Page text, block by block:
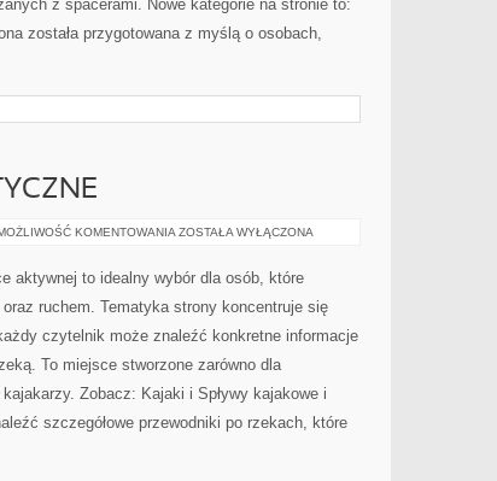
z spacerami. Nowe kategorie na stronie to:
została przygotowana z myślą o osobach,
KOMENTOWANIA ŻEGLARSTWO
ZOSTAŁA WYŁĄCZONA
aktywnej to idealny wybór dla osób, które
ruchem. Tematyka strony koncentruje się
czytelnik może znaleźć konkretne informacje
To miejsce stworzone zarówno dla
Zobacz: Kajaki i Spływy kajakowe i
szczegółowe przewodniki po rzekach, które